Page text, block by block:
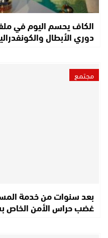
الكاف يحسم اليوم في
دوري الأبطال
مجتمع
بعد سنوات من خدمة
غضب حراس الأمن